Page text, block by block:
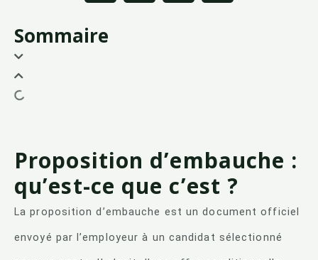
Sommaire
Proposition d’embauche :
qu’est-ce que c’est ?
La proposition d’embauche est un document officiel
envoyé par l’employeur à un candidat sélectionné